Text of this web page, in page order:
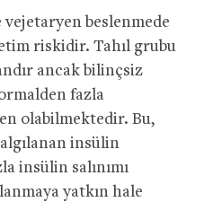
beslenmede
riskidir. Tahıl grubu
ancak bilinçsiz
fazla
olabilmektedir. Bu,
insülin
insülin salınımı
yatkın hale